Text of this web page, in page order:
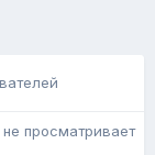
просматривает